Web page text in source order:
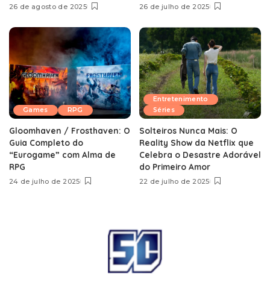
26 de agosto de 2025 26 de julho de 2025
Games RPG
Gloomhaven / Frosthaven: O
Guia Completo do
“Eurogame” com Alma de
RPG
24 de julho de 2025
Entretenimento
Séries
Solteiros Nunca Mais: O
Reality Show da Netflix que
Celebra o Desastre Adorável
do Primeiro Amor
22 de julho de 2025